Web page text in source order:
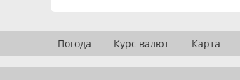
Погода Курс валют Карта